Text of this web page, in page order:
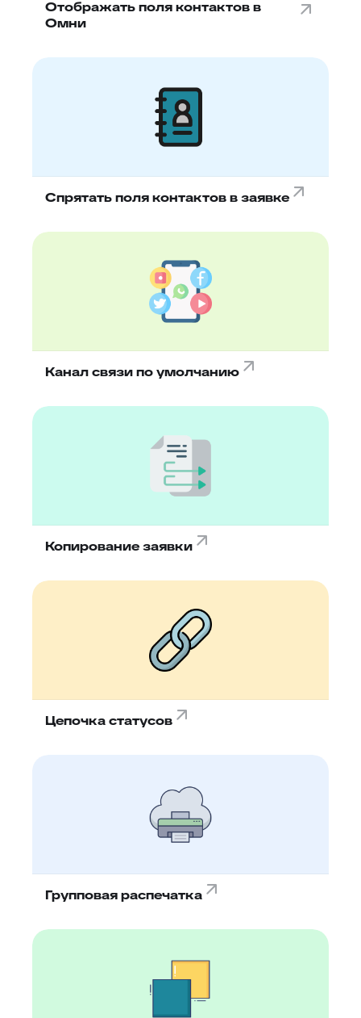
Отображать поля контактов в
Омни
Спрятать поля контактов в заявке
Канал связи по умолчанию
Копирование заявки
Цепочка статусов
Групповая распечатка